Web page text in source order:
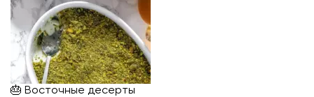
🎂 Восточные десерты